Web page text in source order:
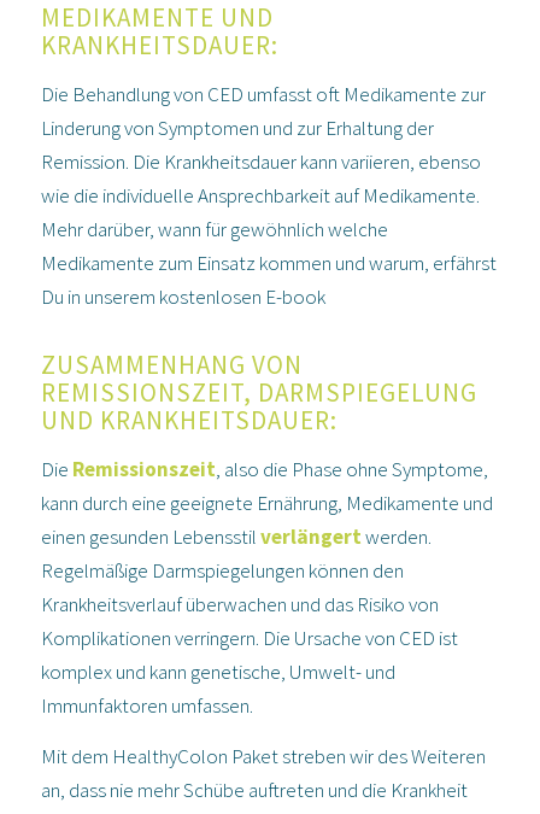
MEDIKAMENTE UND
KRANKHEITSDAUER:
Die Behandlung von CED umfasst oft Medikamente zur
Linderung von Symptomen und zur Erhaltung der
Remission. Die Krankheitsdauer kann variieren, ebenso
wie die individuelle Ansprechbarkeit auf Medikamente.
Mehr darüber, wann für gewöhnlich welche
Medikamente zum Einsatz kommen und warum, erfährst
Du in unserem kostenlosen E-book
ZUSAMMENHANG VON
REMISSIONSZEIT, DARMSPIEGELUNG
UND KRANKHEITSDAUER:
Die Remissionszeit, also die Phase ohne Symptome,
kann durch eine geeignete Ernährung, Medikamente und
einen gesunden Lebensstilverlängertwerden.
Regelmäßige Darmspiegelungen können den
Krankheitsverlauf überwachen und das Risiko von
Komplikationen verringern. Die Ursache von CED ist
komplex und kann genetische, Umwelt- und
Immunfaktoren umfassen.
Mit dem HealthyColon Paket streben wir des Weiteren
an, dass nie mehr Schübe auftreten und die Krankheit